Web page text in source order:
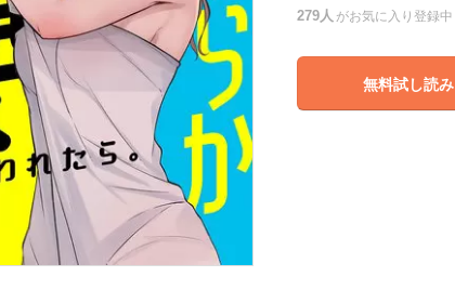
279人 がお気に入り登録中
無料試し読み